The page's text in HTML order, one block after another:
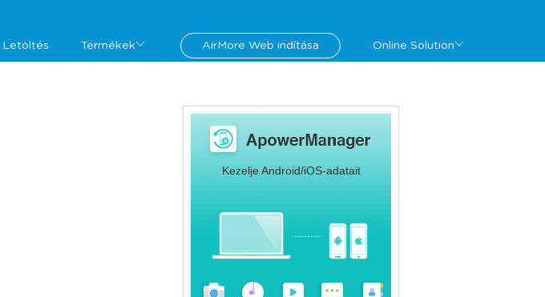
Letöltés Termékek AirMore Web indítása Online Solution
Kezelje Android/iOS-adatait